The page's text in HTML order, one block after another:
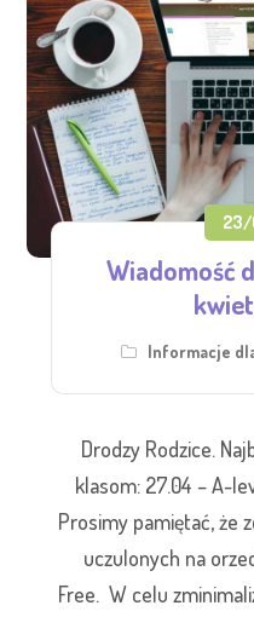
Wiadomość
Informacje
Drodzy Rodzice.
klasom: 27.04 – A-
Prosimy pamiętać, że
uczulonych na
Free. W celu